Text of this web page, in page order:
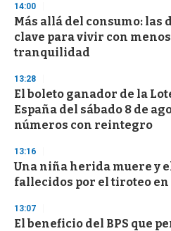
3
s
c
o
d
s
14:00
Más allá del consumo:
clave para vivir con
tranquilidad
13:28
El boleto ganador de la
España del sábado 8 de
números con reintegro
13:16
Una niña herida muere y
fallecidos por el tiroteo
13:07
El beneficio del BPS que